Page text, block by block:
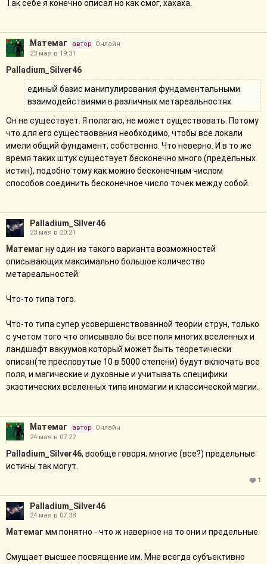
инженер может _выбирать_, будет ли созданная им высшая
Чаще всего - нет.
думал это чудотворцы- те кто могут ломать локальную
физику силой своего желания посредством доступа к
магии.
Давай уберём слово "магия". Высшее - это способность/
возможность/нечто, являющееся актуально бесконечным или
могущее проявлять актуально бесконечные свойства, а
поэтому не описываемое ни в какой конечной реальностью
полностью, а поэтому выходящее за пределы любой "конечной
локали" (назовём это так). Например, полноценная Та-Рета
неполноценная Та-Рета - полностью описуемое внутри
вселенной Атики явление, просто некий подход к
ритуалистике. Универсальный, крутой, но - не высший. Высшие
(полностью, частично или перспективно): Йатос (чистая
божественность), Ноэли (тайна/Бездна), Фаэр (касание
концептуальными (но работающими внутри конечно
классическая магия. Всё это - минус-стороны. Плюс-стороны,
соответственно, предельная истина, предельное бытие и
предельная воля - высшие, но плюс-истина, плюс-бытие и
плюс-воля - нет (хотя могут быть концептуальными). Просто
аспекты концептуальны, но на уровне мастеров - высшие.
Просто технологии, даже межреальностные/межвселенские -
становятся высшими (именно об этом я цитировал
Смотрителя). Дальше можно распространить на порождений
Поток и так далее - уже сам.
Чтобы получить что-то высшее, нужен "ключ" - нечто, уже хоть
в малейшей степени высшее, вырывающееся за пределы
локали/локалей. Для Ровены ключом является магия, раньше -
ещё иномагия. Для Прометея, что характерно, только
иномагия, да и то спорно (и классическая магия, и обычная
Тайне, соответственно, они не могут являться ключами сами
Так себе я конечно описал но как смог, хахаха.
Матемаг автор
Онлайн
23 мая в 19:31
Palladium_Silver46
единый базис манипулирования фундаментальными
взаимодействиями в различных метареальностях
Он не существует. Я полагаю, не может существовать. Потому
что для его существования необходимо, чтобы все локали
имели общий фундамент, собственно. Что неверно. И в то же
время таких штук существует бесконечно много (предельных
истин), подобно тому как можно бесконечным числом
способов соединить бесконечное число точек между собой.
Palladium_Silver46
23 мая в 20:21
Матемаг ну один из такого варианта возможностей
описывающих максимально большое количество
метареальностей.
Что-то типа того.
Что-то типа супер усовершенствованной теории струн, только
с учетом того что описывало бы все поля многих вселенных и
ландшафт вакуумов который может быть теоретически
описан(те пресловутые 10 в 5000 степени) будут включать все
поля, и магические и духовные и учитывать специфики
экзотических вселенных типа иномагии и классической магии.
Матемаг автор
Онлайн
24 мая в 07:22
Palladium_Silver46, вообще говоря, многие (все?) предельные
истины так могут.
1
Palladium_Silver46
24 мая в 07:38
Матемаг мм понятно - что ж наверное на то они и предельные.
Смущает высшее посвящение им. Мне всегда субъективно